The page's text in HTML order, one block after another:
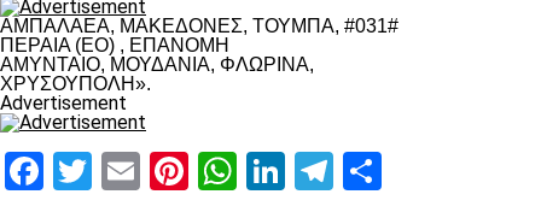
ΑΜΠΑΛΑΕΑ, ΜΑΚΕΔΟΝΕΣ, ΤΟΥΜΠΑ, #031#
ΠΕΡΑΙΑ (ΕΟ) , ΕΠΑΝΟΜΗ
ΑΜΥΝΤΑΙΟ, ΜΟΥΔΑΝΙΑ, ΦΛΩΡΙΝΑ,
ΧΡΥΣΟΥΠΟΛΗ».
Advertisement
Facebook
Twitter
EmailPinterest
WhatsApp
LinkedIn
Telegram